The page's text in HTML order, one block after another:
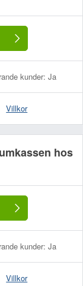
kunder: Ja
Villkor
hos
kunder: Ja
Villkor